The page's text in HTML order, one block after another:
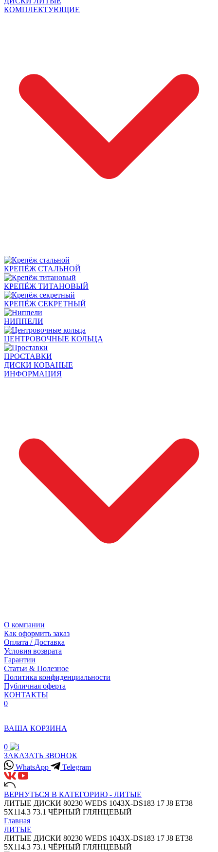
КОМПЛЕКТУЮЩИЕ
КРЕПЁЖ СТАЛЬНОЙ
КРЕПЁЖ ТИТАНОВЫЙ
КРЕПЁЖ СЕКРЕТНЫЙ
НИППЕЛИ
ЦЕНТРОВОЧНЫЕ КОЛЬЦА
ПРОСТАВКИ
ДИСКИ КОВАНЫЕ
ИНФОРМАЦИЯ
О компании
Как оформить заказ
Оплата / Доставка
Условия возврата
Гарантии
Статьи & Полезное
Политика конфиденциальности
Публичная оферта
КОНТАКТЫ
0
ВАША КОРЗИНА
0
ЗАКАЗАТЬ ЗВОНОК
WhatsApp
Telegram
ВЕРНУТЬСЯ В КАТЕГОРИЮ - ЛИТЫЕ
ЛИТЫЕ ДИСКИ 80230 WEDS 1043X-DS183 17 J8 ET38
5X114.3 73.1 ЧЁРНЫЙ ГЛЯНЦЕВЫЙ
Главная
ЛИТЫЕ
ЛИТЫЕ ДИСКИ 80230 WEDS 1043X-DS183 17 J8 ET38
5X114.3 73.1 ЧЁРНЫЙ ГЛЯНЦЕВЫЙ